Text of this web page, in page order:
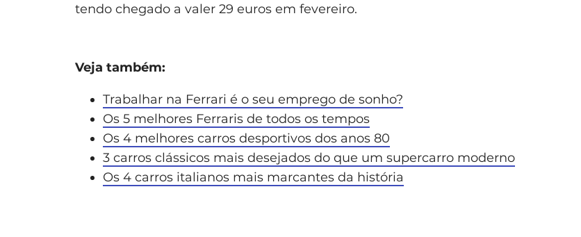
tendo chegado a valer 29 euros em fevereiro.
Veja também:
Trabalhar na Ferrari é o seu emprego de sonho?
Os 5 melhores Ferraris de todos os tempos
Os 4 melhores carros desportivos dos anos 80
3 carros clássicos mais desejados do que um supercarro moderno
Os 4 carros italianos mais marcantes da história